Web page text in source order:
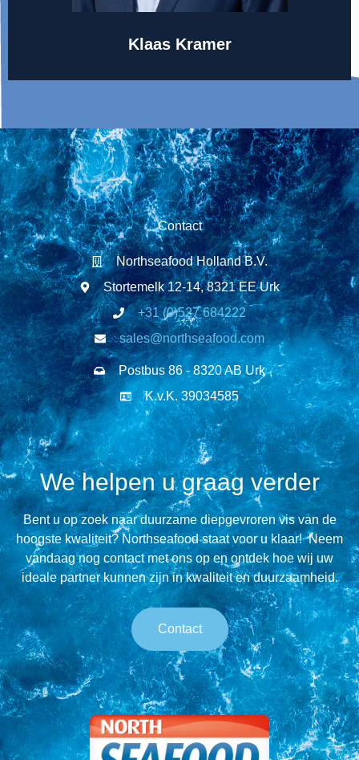
Klaas Kramer
Contact
Northseafood Holland B.V.
Stortemelk 12-14, 8321 EE Urk
+31 (0)527 684222
sales@northseafood.com
Postbus 86 - 8320 AB Urk
K.v.K. 39034585
We helpen u graag verder
Bent u op zoek naar duurzame diepgevroren vis van de
hoogste kwaliteit? Northseafood staat voor u klaar! Neem
vandaag nog contact met ons op en ontdek hoe wij uw
ideale partner kunnen zijn in kwaliteit en duurzaamheid.
Contact